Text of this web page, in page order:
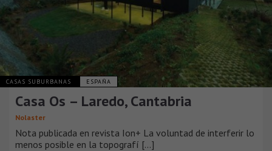
CASAS SUBURBANAS ESPAÑA
Casa Os – Laredo, Cantabria
Nolaster
Nota publicada en revista Ion+ La voluntad de interferir lo
menos posible en la topografí [...]